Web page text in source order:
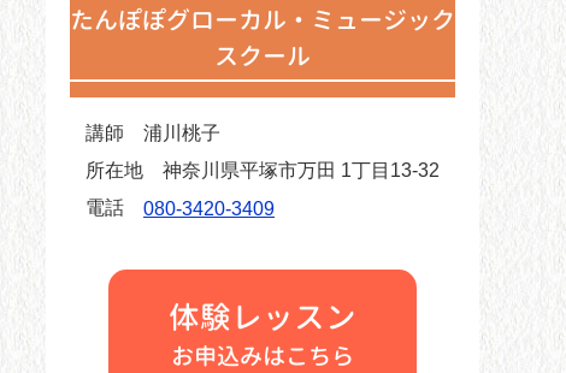
たんぽぽグローカル・ミュージック
スクール
講師
浦川桃子
所在地
神奈川県平塚市万田 1丁目13-32
電話
080-3420-3409
体験レッスン
お申込みはこちら